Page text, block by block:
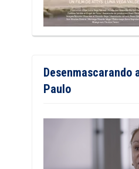
Desenmascarando
Paulo